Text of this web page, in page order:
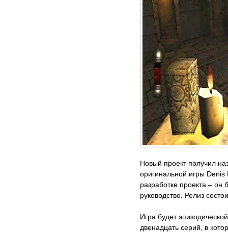
Новый проект получил
оригинальной игры
разработке проекта – он
руководство. Релиз
Игра будет
двенадцать серий, в